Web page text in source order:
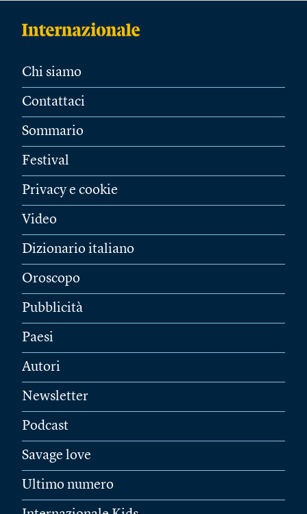
Chi siamo
Contattaci
Sommario
Festival
Privacy e cookie
Video
Dizionario italiano
Oroscopo
Pubblicità
Paesi
Autori
Newsletter
Podcast
Savage love
Ultimo numero